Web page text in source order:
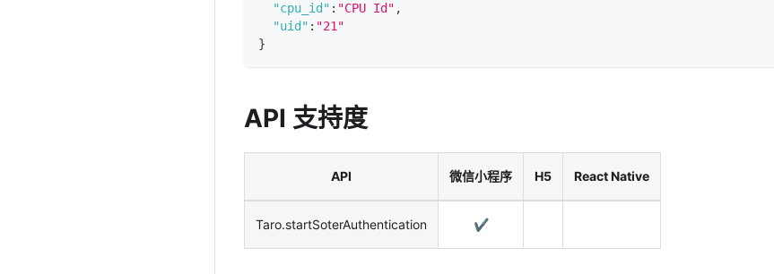
"cpu_id" : "CPU Id" ,
"uid" : "21"
}
API 支持度
API 微信小程序 H5 React Native
Taro.startSoterAuthentication ✔️